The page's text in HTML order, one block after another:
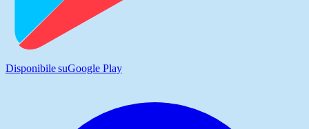
Disponibile suGoogle Play